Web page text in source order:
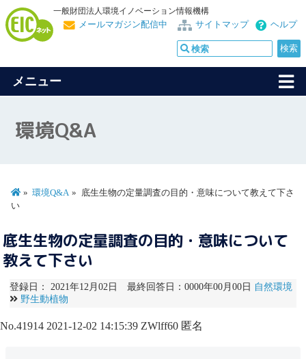
一般財団法人環境イノベーション情報機構
ヘルプ
サイトマップ
メールマガジン配信中
メニュー
環境Q&A
環境Q&A
底生生物の定量調査の目的・意味について教えて下さ
い
底生生物の定量調査の目的・意味について
教えて下さい
登録日： 2021年12月02日 最終回答日：0000年00月00日 自然環境
野生動植物
No.41914 2021-12-02 14:15:39 ZWlff60 匿名